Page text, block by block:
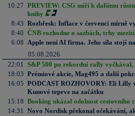
10:27 PREVIEW: CSG míří k dalšímu
knihy
8:43 Rozbřesk: Inflace v červenci mírně
8:40 ČNB rozhodne o sazbách, trhy
6:08
Apple není AI firma. Jeho síla stojí
05.08.2026
22:01
S&P 500 po rekordní rally vyčkával,
18:03 Prémiové akcie, Mag495 a další
16:05 PODCAST ROZHOVORY: Eli Lilly
Kunové teprve na začátku
15:18 Booking ukázal odolnost cestovního
14:31
Novo Nordisk překonal očekávání,